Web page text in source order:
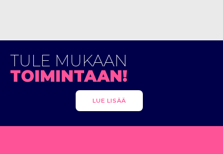
TULE MUKAAN
TOIMINTAAN!
LUE LISÄÄ